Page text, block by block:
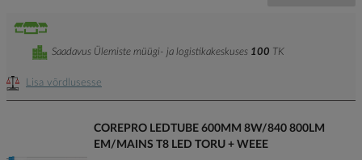
Lisa võrdlusesse
Saadavus Ülemiste müügi- ja logistikakeskuses 100 TK
COREPRO LEDTUBE 600MM 8W/840 800LM
EM/MAINS T8 LED TORU + WEEE